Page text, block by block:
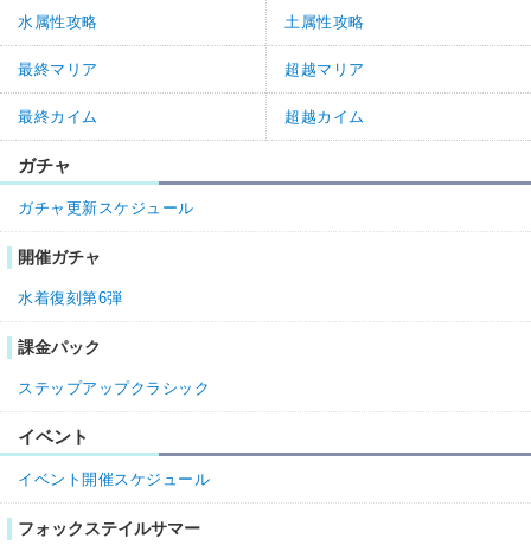
水属性攻略 土属性攻略
最終マリア 超越マリア
最終カイム 超越カイム
ガチャ
ガチャ更新スケジュール
開催ガチャ
水着復刻第6弾
課金パック
ステップアップクラシック
イベント
イベント開催スケジュール
フォックステイルサマー